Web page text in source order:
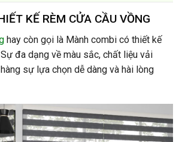
KẾ RÈM CỬA CẦU VỒNG
hay còn gọi là Mành combi có thiết kế
đa dạng về màu sắc, chất liệu vải
sự lựa chọn dễ dàng và hài lòng